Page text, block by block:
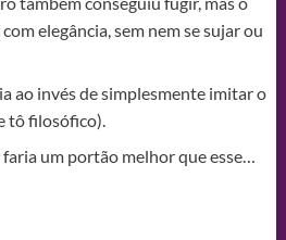
elegância, sem nem se sujar ou
ao invés de simplesmente imitar o
tô filosófico).
um portão melhor que esse…